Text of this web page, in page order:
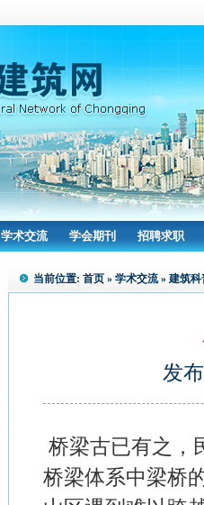
学术交流 学会期刊 招聘求职
当前位置: 首页 » 学术交流» 建筑科
发
桥梁古已有之，
桥梁体系中梁桥